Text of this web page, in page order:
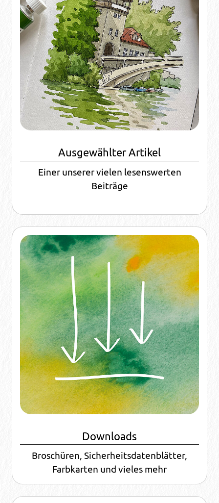
Ausgewählter Artikel
Einer unserer vielen lesenswerten
Beiträge
Downloads
Broschüren, Sicherheitsdatenblätter,
Farbkarten und vieles mehr